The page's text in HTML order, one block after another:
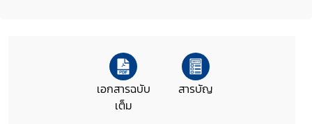
เอกสารฉบับ
เต็ม
สารบัญ